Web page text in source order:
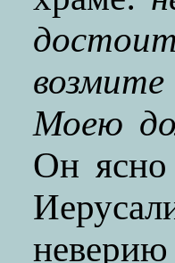
Моею
Он ясно
неверию